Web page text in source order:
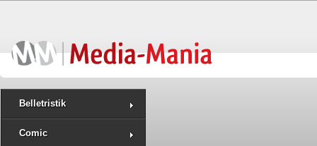
Belletristik
Comic